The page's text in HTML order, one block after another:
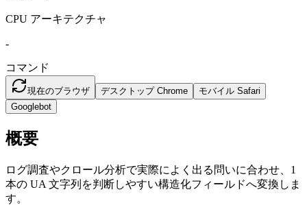
CPU アーキテクチャ
-
コマンド
現在のブラウザ デスクトップ Chrome
モバイル Safari
Googlebot
概要
ログ調査やクロール分析で実際によく出る問いに合わせ、1
本の UA 文字列を判断しやすい構造化フィールドへ変換しま
す。